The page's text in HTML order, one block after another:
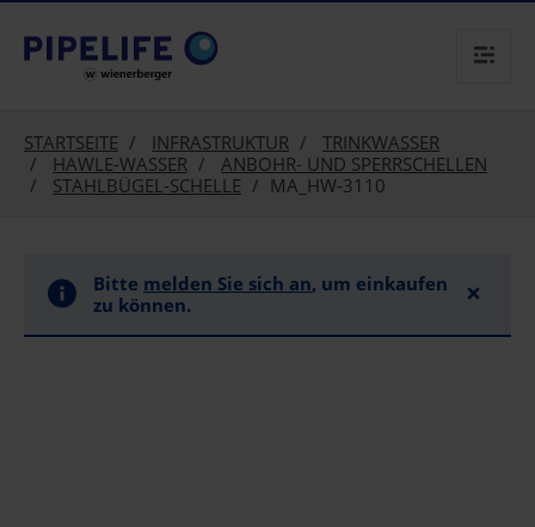
text.skipToContent
text.skipToNavigation
STARTSEITE INFRASTRUKTUR
TRINKWASSER
HAWLE-WASSER
ANBOHR- UND SPERRSCHELLEN
STAHLBÜGEL-SCHELLE
MA_HW-3110
Bitte melden Sie sich an, um einkaufen
zu können.
×